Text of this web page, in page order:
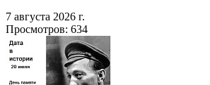
7 августа 2026 г.
Просмотров: 634